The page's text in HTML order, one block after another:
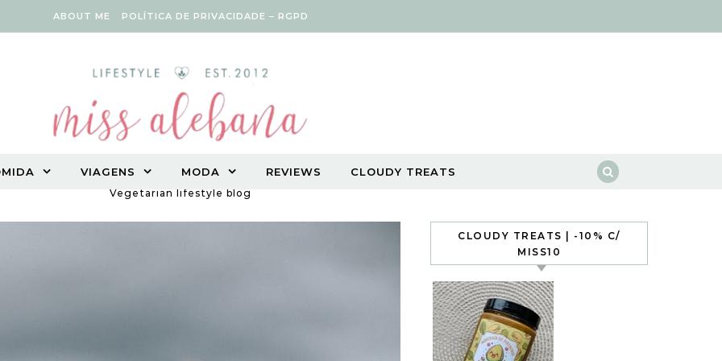
ABOUT ME POLÍTICA DE PRIVACIDADE – RGPD
Vegetarian lifestyle blog
VIAGENS MODA REVIEWS CLOUDY TREATS
CLOUDY TREATS | -10% C/
MISS10